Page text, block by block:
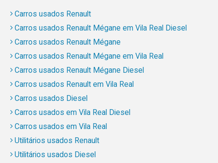
Carros usados Renault
Carros usados Renault Mégane em Vila Real Diesel
Carros usados Renault Mégane
Carros usados Renault Mégane em Vila Real
Carros usados Renault Mégane Diesel
Carros usados Renault em Vila Real
Carros usados Diesel
Carros usados em Vila Real Diesel
Carros usados em Vila Real
Utilitários usados Renault
Utilitários usados Diesel